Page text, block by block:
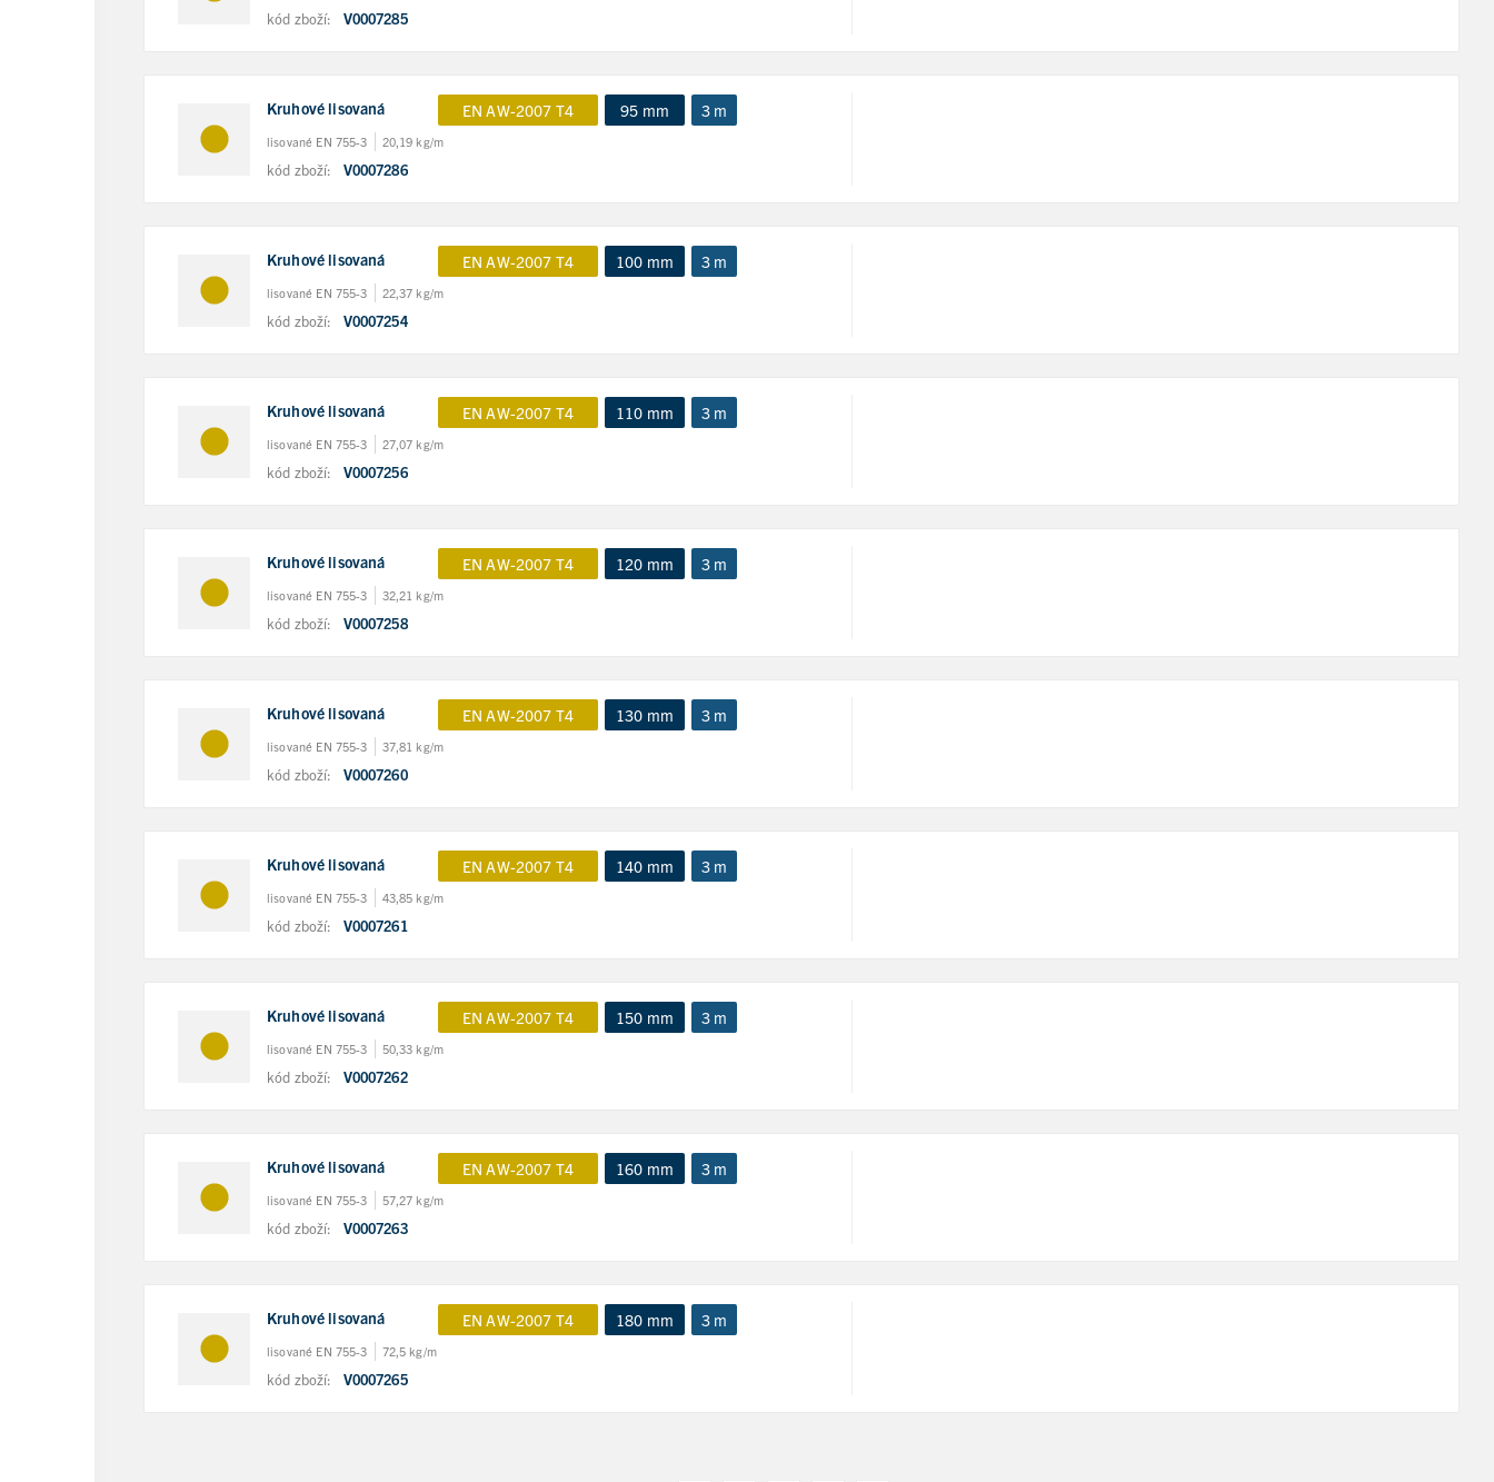
kód zboží: V0007285
Kruhové lisovaná EN AW-2007 T4 95 mm 3 m
lisované EN 755-3 20,19 kg/m
kód zboží: V0007286
Kruhové lisovaná EN AW-2007 T4 100 mm 3 m
lisované EN 755-3 22,37 kg/m
kód zboží: V0007254
Kruhové lisovaná EN AW-2007 T4 110 mm 3 m
lisované EN 755-3 27,07 kg/m
kód zboží: V0007256
Kruhové lisovaná EN AW-2007 T4 120 mm 3 m
lisované EN 755-3 32,21 kg/m
kód zboží: V0007258
Kruhové lisovaná EN AW-2007 T4 130 mm 3 m
lisované EN 755-3 37,81 kg/m
kód zboží: V0007260
Kruhové lisovaná EN AW-2007 T4 140 mm 3 m
lisované EN 755-3 43,85 kg/m
kód zboží: V0007261
Kruhové lisovaná EN AW-2007 T4 150 mm 3 m
lisované EN 755-3 50,33 kg/m
kód zboží: V0007262
Kruhové lisovaná EN AW-2007 T4 160 mm 3 m
lisované EN 755-3 57,27 kg/m
kód zboží: V0007263
Kruhové lisovaná EN AW-2007 T4 180 mm 3 m
lisované EN 755-3 72,5 kg/m
kód zboží: V0007265